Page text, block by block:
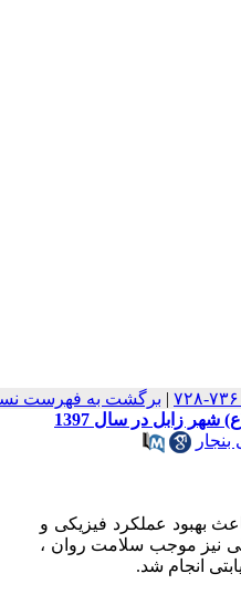
| برگشت به فهرست
زابل در سال 1397
بهبود عملکرد فیزیکی و
نیز موجب سلامت روان ،
انجام شد.